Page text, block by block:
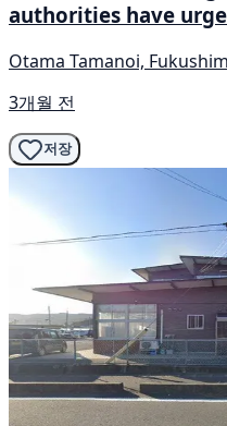
authorities have
Otama Tamanoi,
3개월 전
저장